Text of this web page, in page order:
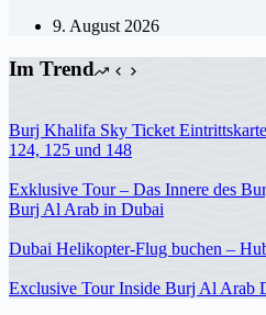
9. August 2026
Im Trend
Burj Khalifa Sky Ticket
124, 125 und 148
Exklusive Tour – Das Innere des
Burj Al Arab in Dubai
Dubai Helikopter-Flug buchen –
Exclusive Tour Inside Burj Al Arab